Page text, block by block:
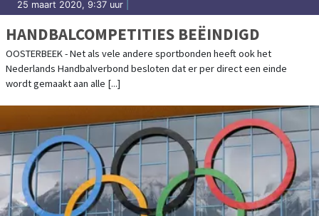
25 maart 2020, 9:37 uur
HANDBALCOMPETITIES BEËINDIGD
OOSTERBEEK - Net als vele andere sportbonden heeft ook het
Nederlands Handbalverbond besloten dat er per direct een einde
wordt gemaakt aan alle [...]